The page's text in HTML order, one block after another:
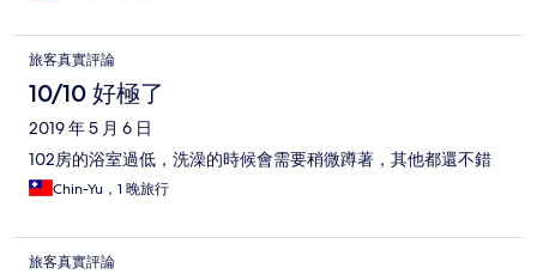
旅客真實評論
10/10 好極了
2019 年 5 月 6 日
102房的浴室過低，洗澡的時候會需要稍微蹲著，其他都還不錯
Chin-Yu，1 晚旅行
旅客真實評論